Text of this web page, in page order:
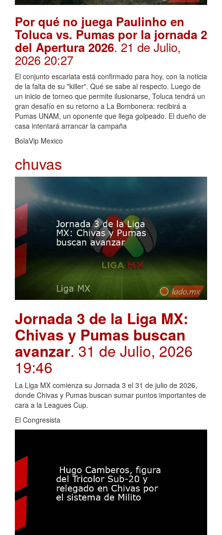
Por qué no juega Paulinho en
Toluca vs. Pumas por la jornada 2
del Apertura 2026. 21 de Julio,
2026 20:27
El conjunto escarlata está confirmado para hoy, con la noticia
de la falta de su "killer". Qué se sabe al respecto. Luego de
un inicio de torneo que permite ilusionarse, Toluca tendrá un
gran desafío en su retorno a La Bombonera: recibirá a
Pumas UNAM, un oponente que llega golpeado. El dueño de
casa intentará arrancar la campaña
BolaVip Mexico
chuvas
Jornada 3 de la Liga MX:
Chivas y Pumas buscan
avanzar. 31 de Julio, 2026
19:46
La Liga MX comienza su Jornada 3 el 31 de julio de 2026,
donde Chivas y Pumas buscan sumar puntos importantes de
cara a la Leagues Cup.
El Congresista